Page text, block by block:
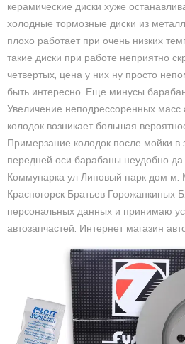
керамические диски хуже
холодные тормозные диски из
плохо работает при очень низких
такие диски при работе неприятно
четвертых, цена у них ну просто
быть интересно. Еще минусы
Увеличение неподрессоренных
колодок возникает большая
Примерзание колодок после мойки
передней оси барабаны неудобно
Коммунарка ул Липовый парк дом м.
Красногорск Братьев Горожанкиных
персональных данных и принимаю
автозапчастей. Интернет магазин